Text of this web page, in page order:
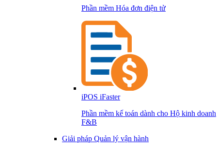
Phần mềm Hóa đơn điện tử
iPOS iFaster
Phần mềm kế toán dành cho Hộ kinh doanh
F&B
Giải pháp Quản lý vận hành